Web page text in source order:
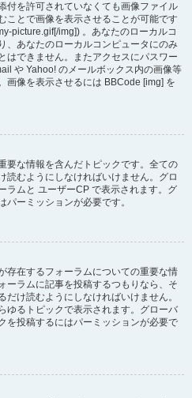
付を許可されていなくても画像ファイル
ことで画像を表示させることが可能です
picture.gif[/img]) 。あなたのローカルコ
、あなたのローカルコンピュータにのみ
はできません。またアクセスにパスワー
や Yahoo! のメールボックス内の画像等
画像を表示させるには BBCode [img] を
要な情報を含んだトピックです。全ての
読むようにしなければいけません。グロ
ラムと ユーザーCP で表示されます。グ
パーミッションが必要です。
存在するフォーラムについての重要な情
ーラムに記事を投稿するつもりなら、そ
け読むようにしなければいけません。
ゆるトピックで表示されます。グローバ
を投稿するにはパーミッションが必要で